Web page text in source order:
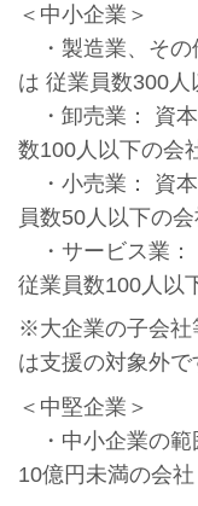
＜中小企業＞
・製造業、その
は 従業員数300人
・卸売業： 資
数100人以下の会
・小売業： 資
員数50人以下の
・サービス業：
従業員数100人以
※大企業の子会社
は支援の対象外で
＜中堅企業＞
・中小企業の範
10億円未満の会社